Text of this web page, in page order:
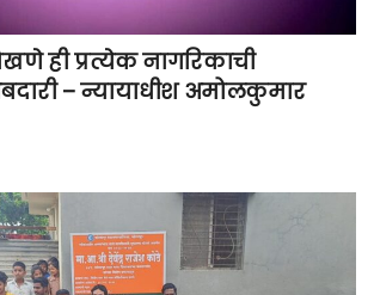
ही प्रत्येक नागरिकाची
– न्यायाधीश अमोलकुमार